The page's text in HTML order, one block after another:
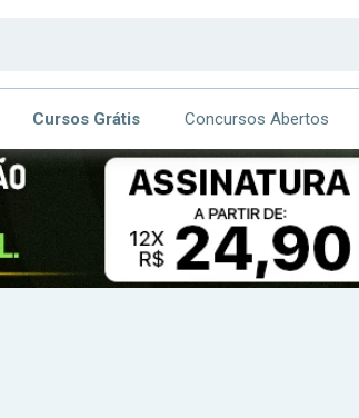
Cursos Grátis Concursos Abertos